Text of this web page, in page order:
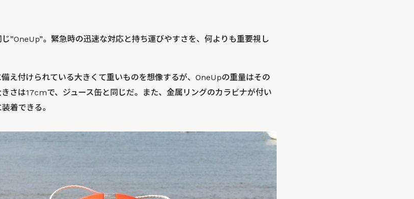
”OneUp”。緊急時の迅速な対応と持ち運びやすさを、何よりも重要視し
え付けられている大きくて重いものを想像するが、OneUpの重量はその
さは17cmで、ジュース缶と同じだ。また、金属リングのカラビナが付い
着できる。